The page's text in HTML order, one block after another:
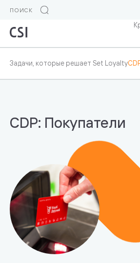
Задачи, которые решает Set Loyalty
CDP: Покупатели